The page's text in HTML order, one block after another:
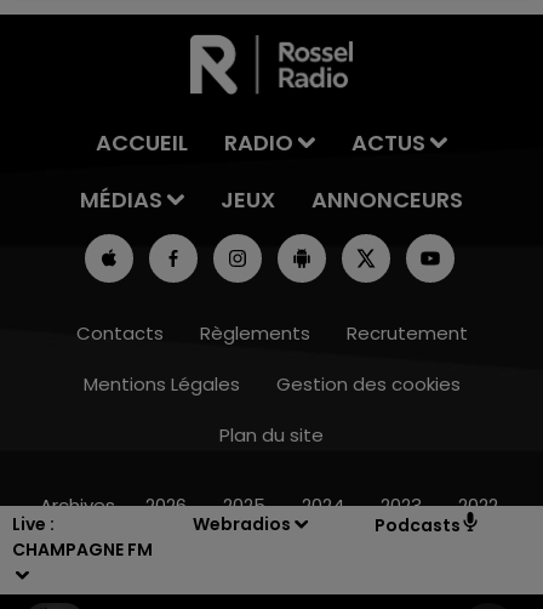
Live :
CHAMPAGNE FM
Webradios Podcasts
16h00 - 20h00
ACCUEIL RADIO
ACTUS
MÉDIAS
JEUX ANNONCEURS
Contacts Règlements
Recrutement
Mentions Légales
Gestion des cookies
Plan du site
Archives 2026 2025 2024 2023 2022